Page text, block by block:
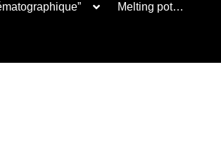
Melting pot…